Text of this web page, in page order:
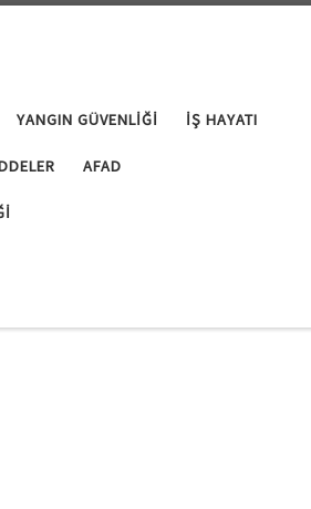
YANGIN GÜVENLIĞI İŞ HAYATI
AFAD